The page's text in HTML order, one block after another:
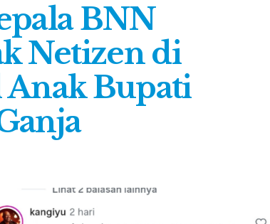
BNN
Netizen di
Anak Bupati